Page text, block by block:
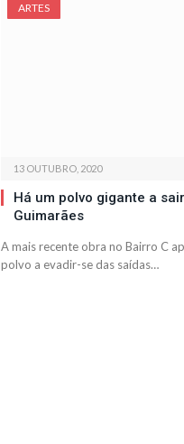
ARTES
13 OUTUBRO, 2020
Há um polvo gigante a
Guimarães
A mais recente obra no Bairro C
polvo a evadir-se das saídas…